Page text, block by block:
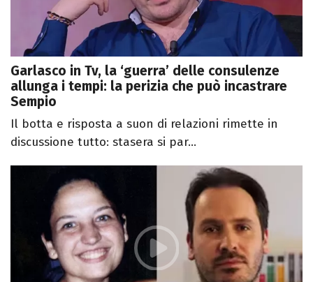
Garlasco in Tv, la ‘guerra’ delle consulenze
allunga i tempi: la perizia che può incastrare
Sempio
Il botta e risposta a suon di relazioni rimette in
discussione tutto: stasera si par...